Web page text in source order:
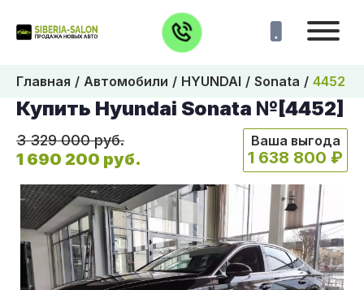
Главная Автомобили HYUNDAI Sonata 4452
Купить Hyundai Sonata №[4452]
3 329 000 руб.
1 690 200 руб.
Ваша выгода
1 638 800 ₽